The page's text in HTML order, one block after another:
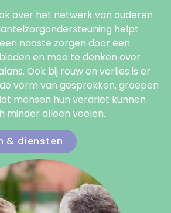
over het netwerk van ouderen
helpt
naaste zorgen door een
en mee te denken over
Ook bij rouw en verlies is er
vorm van gesprekken, groepen
mensen hun verdriet kunnen
minder alleen voelen.
& diensten